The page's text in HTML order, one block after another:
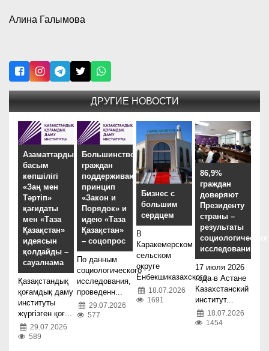
Алина Галымова
ДРУГИЕ НОВОСТИ
Азаматтардың
басым
көпшілігі
«Заң мен
Тәртіп»
қағидаты
мен «Таза
Қазақстан»
идеясын
қолдайды –
сауалнама
Қазақстандық
қоғамдық даму
институты
жүргізген қоғ...
29.07.2026
589
Большинство
граждан
поддерживают
принцип
«Закон и
Порядок» и
идею «Таза
Қазақстан»
– соцопрос
По данным
социологического
исследования,
проведенн...
29.07.2026
577
Бизнес с
большим
сердцем
В
Каракемерском
сельском
округе
Енбекшиказахского...
18.07.2026
1691
86,9%
граждан
доверяют
Президенту
страны –
результаты
социологических
исследований
17 июля 2026
года в Астане
Казахстанский
институт...
18.07.2026
1454